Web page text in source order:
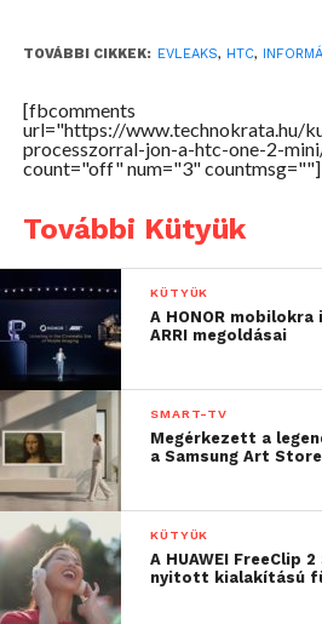
TOVÁBBI CIKKEK: EVLEAKS, HTC,
[fbcomments
url="https://www.technokrata.hu/
processzorral-jon-a-htc-one-2-
count="off" num="3" countmsg=""]
További Kütyük
KÜTYÜK
A HONOR
ARRI megoldásai
SMART-TV
Megérkezett a
a Samsung Art
KÜTYÜK
A HUAWEI FreeClip
nyitott kialakítású